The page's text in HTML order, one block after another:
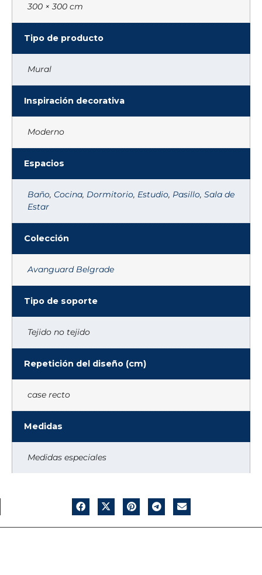
300 × 300 cm
Tipo de producto
Mural
Inspiración decorativa
Moderno
Espacios
Baño, Cocina, Dormitorio, Estudio, Pasillo, Sala de
Estar
Colección
Avanguard Belgrade
Tipo de soporte
Tejido no tejido
Repetición del diseño (cm)
case recto
Medidas
Medidas especiales